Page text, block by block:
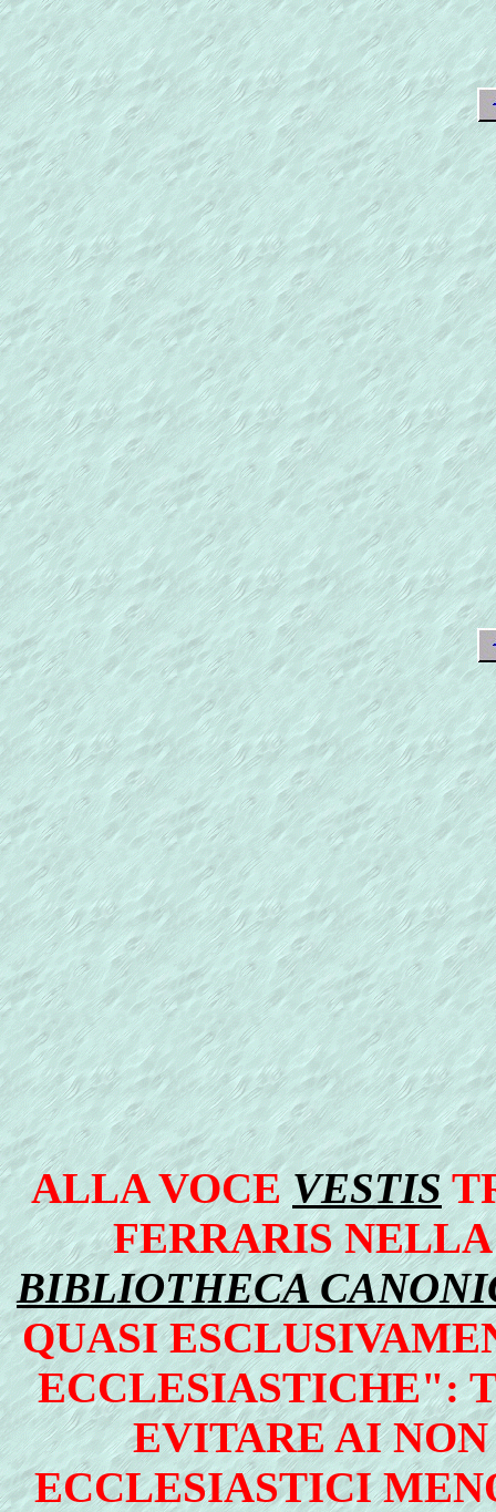
ALLA VOCEVESTIS
FERRARIS
BIBLIOTHECA
QUASI
ECCLESIASTICHE":
EVITARE AI
ECCLESIASTICI